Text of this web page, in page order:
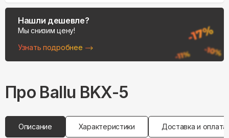
Нашли дешевле?
Мы снизим цену!
Узнать подробнее
Про Ballu BKX-5
Описание Характеристики Доставка и оплата